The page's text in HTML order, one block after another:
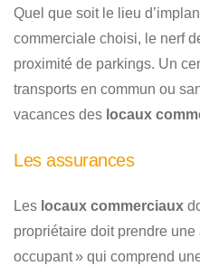
Quel que soit le lieu
commerciale choisi, le nerf
proximité de parkings. Un
transports en commun ou
vacances des locaux
Les assurances
Les locaux commerciaux
propriétaire doit prendre
occupant » qui comprend